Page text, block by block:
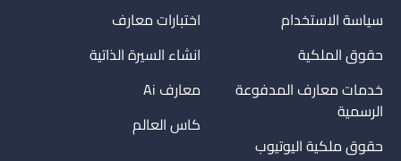
سياسة الاستخدام
حقوق الملكية
خدمات معارف المدفوعة
الرسمية
حقوق ملكية اليوتيوب
اختبارات معارف
انشاء السيرة الذاتية
معارف Ai
كاس العالم